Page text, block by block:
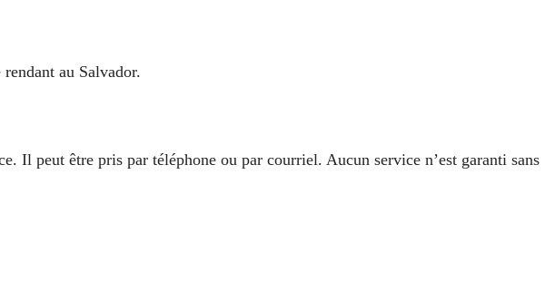
au Salvador.
Il peut être pris par téléphone ou par courriel. Aucun service n’est garanti sans